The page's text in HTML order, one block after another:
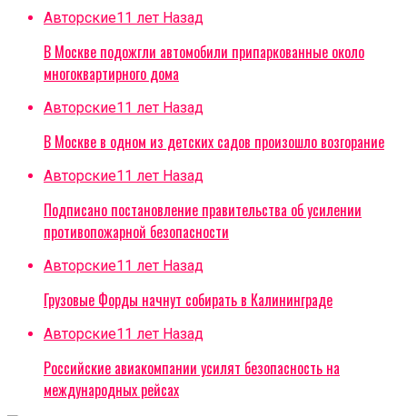
Авторские11 лет Назад
В Москве подожгли автомобили припаркованные около
многоквартирного дома
Авторские11 лет Назад
В Москве в одном из детских садов произошло возгорание
Авторские11 лет Назад
Подписано постановление правительства об усилении
противопожарной безопасности
Авторские11 лет Назад
Грузовые Форды начнут собирать в Калининграде
Авторские11 лет Назад
Российские авиакомпании усилят безопасность на
международных рейсах